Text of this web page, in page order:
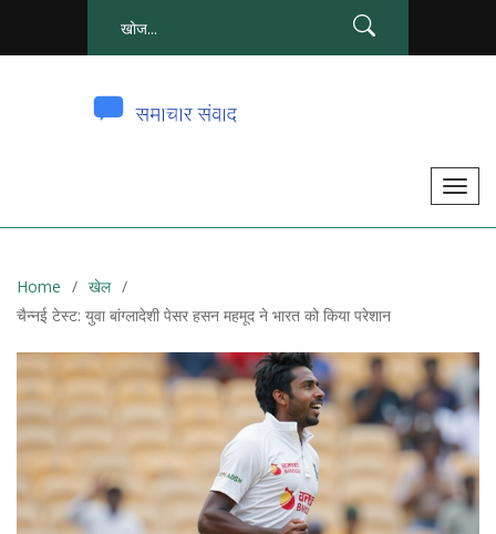
टॉ
लि
त
क
र
ना
Home
खेल
चैन्नई टेस्ट: युवा बांग्लादेशी पेसर हसन महमूद ने भारत को किया परेशान